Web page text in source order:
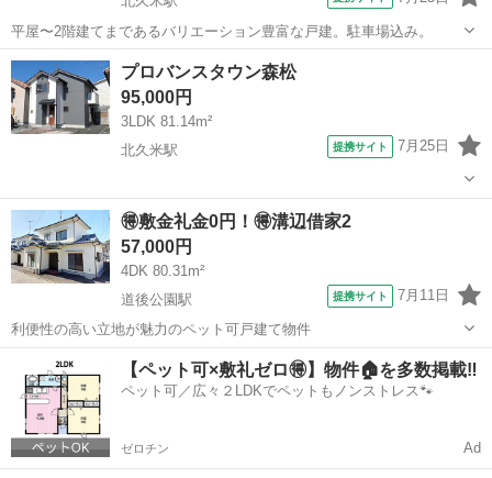
平屋〜2階建てまであるバリエーション豊富な戸建。駐車場込み。
愛媛 松山市 一戸建て
プロバンスタウン森松
95,000円
3LDK 81.14m²
北久米駅
提携サイト 7月25日
愛媛 松山市 北久米駅 一戸建て
🉐敷金礼金0円！🉐溝辺借家2
57,000円
4DK 80.31m²
道後公園駅
提携サイト 7月11日
利便性の高い立地が魅力のペット可戸建て物件
道後公園駅 一戸建て
【ペット可×敷礼ゼロ🉐】物件🏠を多数掲載‼️
ペット可／広々２LDKでペットもノンストレス🐾
ゼロチン Ad